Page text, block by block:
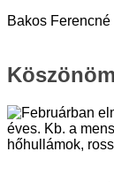
Bakos Ferencné
Februárban
éves. Kb. a
hőhullámok,